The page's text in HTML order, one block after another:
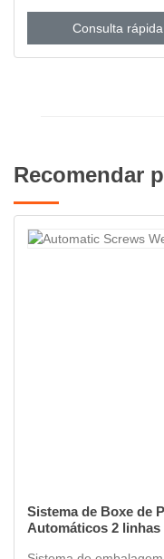
Consulta rápida
Recomendar
Sistema de Boxe de
Automáticos 2 linhas